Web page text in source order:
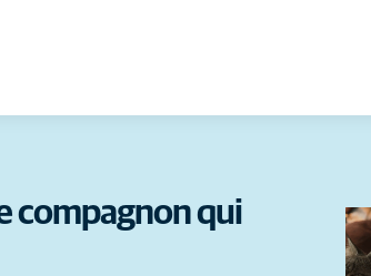
compagnon qui